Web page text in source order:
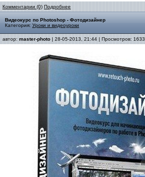
Комментарии (0) Подробнее
Видеокурс по Photoshop - Фотодизайнер
Категория: Уроки и видеоуроки
автор: master-photo | 28-05-2013, 21:44 | Просмотров: 1633